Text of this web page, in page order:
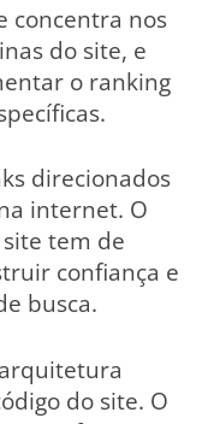
concentra nos
do site, e
o ranking
direcionados
internet. O
tem de
confiança e
busca.
do site. O